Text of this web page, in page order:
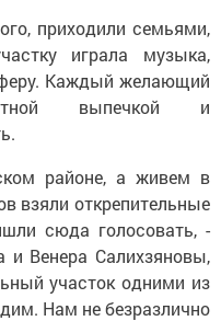
приходили семьями,
играла музыка,
Каждый желающий
выпечкой и
районе, а живем в
взяли открепительные
сюда голосовать, -
и Венера Салихзяновы,
участок одними из
Нам не безразлично